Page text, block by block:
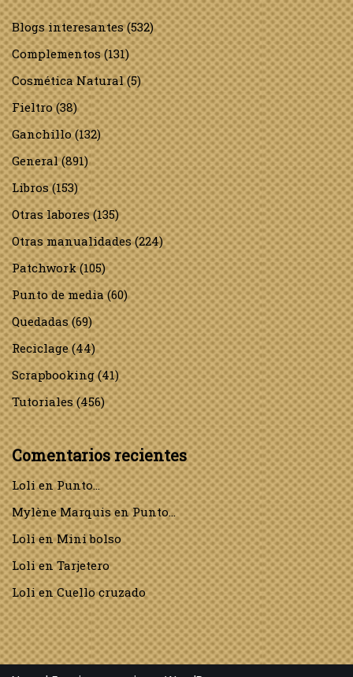
Blogs interesantes(532)
Complementos(131)
Cosmética Natural(5)
Fieltro(38)
Ganchillo(132)
General(891)
Libros(153)
Otras labores(135)
Otras manualidades(224)
Patchwork(105)
Punto de media(60)
Quedadas(69)
Reciclage(44)
Scrapbooking(41)
Tutoriales(456)
Comentarios recientes
LolienPunto…
Mylène MarquisenPunto…
LolienMini bolso
LolienTarjetero
LolienCuello cruzado